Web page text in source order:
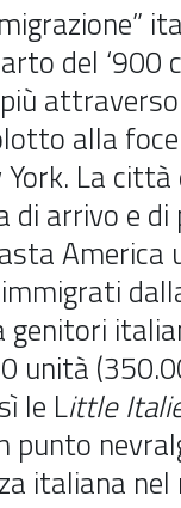
del ‘900
alla
La città
arrivo e di
America
genitori
unità
le Little I
punto
italiana nel